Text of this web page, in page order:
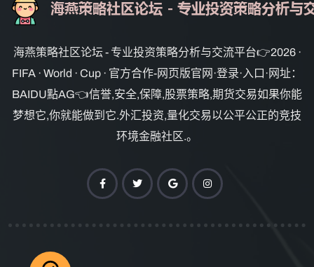
海燕策略社区论坛 - 专业投资策略分析与交流平台👉2026 ·
FIFA · World · Cup · 官方合作-网页版官网·登录·入口·网址：
BAIDU點AG👈信誉,安全,保障,股票策略,期货交易如果你能
梦想它,你就能做到它.外汇投资,量化交易以公平公正的竞技
环境金融社区.。